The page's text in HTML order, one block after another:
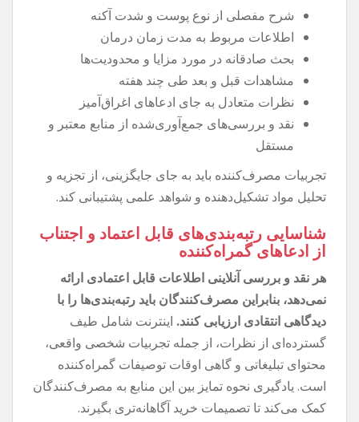
شرح مفصلی از نوع پوست و شدت آکنه
اطلاعات مربوط به مدت زمان درمان
بحث صادقانه در مورد مزایا و محدودیت‌ها
مشاهدات قبل و بعد طی چند هفته
نظرات متعادل به جای ادعاهای اغراق‌آمیز
نقد و بررسی‌های جمع‌آوری‌شده از منابع معتبر و
مستقل
تجربیات مصرف‌کننده باید به جای جایگزینی، از تجزیه و
تحلیل مواد تشکیل‌دهنده و شواهد علمی پشتیبانی کند.
شناسایی رتبه‌بندی‌های قابل اعتماد و اجتناب
از ادعاهای گمراه‌کننده
هر نقد و بررسی آنلاینی اطلاعات قابل اعتمادی ارائه
نمی‌دهد، بنابراین مصرف‌کنندگان باید رتبه‌بندی‌ها را با
دیدگاهی انتقادی ارزیابی کنند. اینترنت شامل طیف
گسترده‌ای از نظرات، از جمله تجربیات شخصی واقعی،
محتوای تبلیغاتی و گاهی اوقات توصیفات گمراه‌کننده
است. یادگیری نحوه تمایز بین این منابع به مصرف‌کنندگان
کمک می‌کند تا تصمیمات خرید آگاهانه‌تری بگیرند.